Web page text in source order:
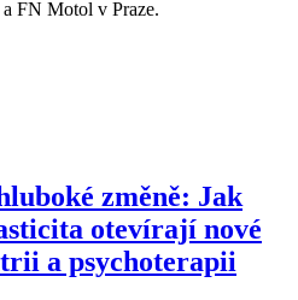
FN Motol v Praze.
změně: Jak
otevírají nové
a psychoterapii